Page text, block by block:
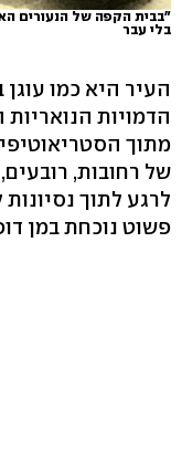
"בבית הקפה של הנעורים
בלי עבר
העיר היא כמו
הדמויות
מתוך
של רחובות,
לרגע לתוך
פשוט נוכחת במן